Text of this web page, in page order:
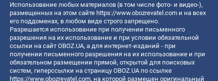
Использование любых материалов (в том числе фото- и видео-),
размещенных на этом сайте https://www.obozrevatel.com и на всех
его поддоменах, в любом виде строго запрещено.
Разрешается использование при получении письменного
разрешения на их использование и при условии обязательной
ссылки на сайт OBOZ.UA, а для интернет-изданий - при
получении письменного разрешения на их использование и при
обязательном размещении прямой, открытой для поисковых
систем, гиперссылки на страницу OBOZ.UA по ссылке
https://www.obozrevatel.com, на которой размещен оригинальный